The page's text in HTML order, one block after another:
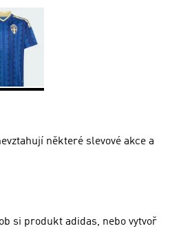
některé slevové akce a
si produkt adidas, nebo vytvoř